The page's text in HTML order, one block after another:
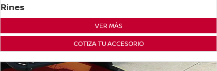
Rines
VER MÁS
COTIZA TU ACCESORIO